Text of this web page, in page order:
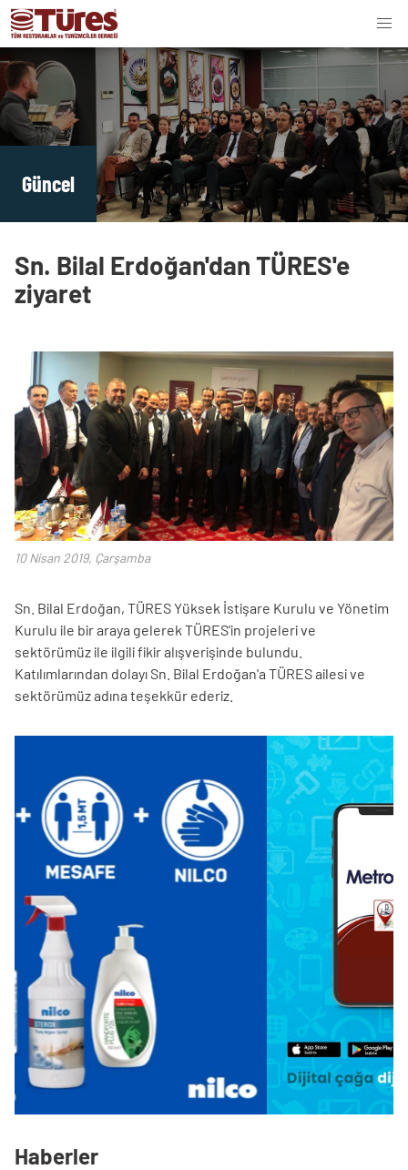
Güncel
Sn. Bilal Erdoğan'dan TÜRES'e
ziyaret
10 Nisan 2019, Çarşamba
Sn. Bilal Erdoğan, TÜRES Yüksek İstişare Kurulu ve Yönetim
Kurulu ile bir araya gelerek TÜRES'in projeleri ve
sektörümüz ile ilgili fikir alışverişinde bulundu.
Katılımlarından dolayı Sn. Bilal Erdoğan'a TÜRES ailesi ve
sektörümüz adına teşekkür ederiz.
Haberler